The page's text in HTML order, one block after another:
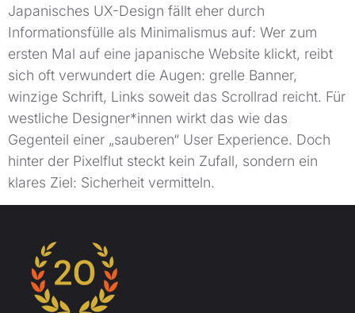
Japanisches UX-Design fällt eher durch
Informationsfülle als Minimalismus auf: Wer zum
ersten Mal auf eine japanische Website klickt, reibt
sich oft verwundert die Augen: grelle Banner,
winzige Schrift, Links soweit das Scrollrad reicht. Für
westliche Designer*innen wirkt das wie das
Gegenteil einer „sauberen“ User Experience. Doch
hinter der Pixelflut steckt kein Zufall, sondern ein
klares Ziel: Sicherheit vermitteln.